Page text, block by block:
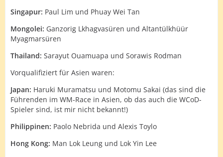
Singapur: Paul Lim und Phuay Wei Tan
Mongolei: Ganzorig Lkhagvasüren und Altantülkhüür
Myagmarsüren
Thailand: Sarayut Ouamuapa und Sorawis Rodman
Vorqualifiziert für Asien waren:
Japan: Haruki Muramatsu und Motomu Sakai (das sind die
Führenden im WM-Race in Asien, ob das auch die WCoD-
Spieler sind, ist mir nicht bekannt!)
Philippinen: Paolo Nebrida und Alexis Toylo
Hong Kong: Man Lok Leung und Lok Yin Lee